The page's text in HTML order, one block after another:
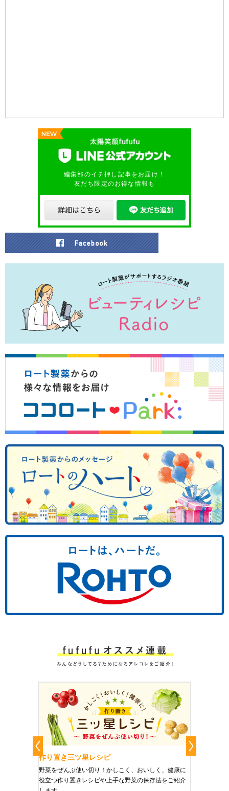
編集部のイチ押し記事をお届け！
友だち限定のお得な情報も
作り置きおかずレシピ
栄養豊富で美と健康にうれしい「作り置きおかず」を
ご紹介します。